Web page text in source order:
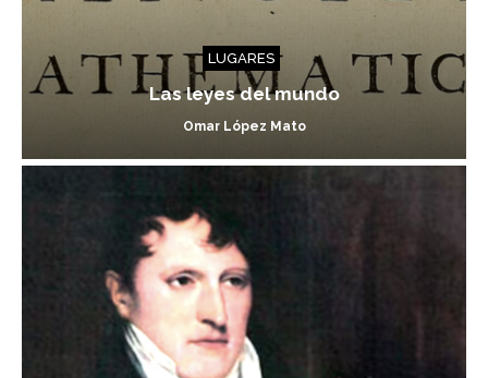
LUGARES
Las leyes del mundo
Omar López Mato